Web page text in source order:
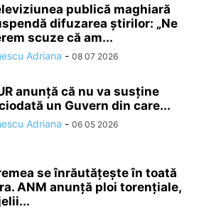
publică maghiară
difuzarea ştirilor: „Ne
scuze că am...
Adriana - 08 07 2026
anunță că nu va susține
un Guvern din care...
Adriana - 06 05 2026
se înrăutăţeşte în toată
ANM anunță ploi torențiale,